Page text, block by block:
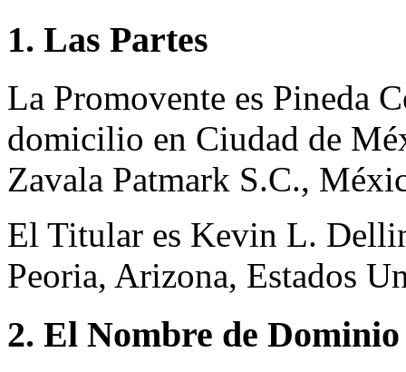
1. Las Partes
La Promovente es Pineda
domicilio en Ciudad de
Zavala Patmark S.C.,
El Titular es Kevin L.
Peoria, Arizona, Estados
2. El Nombre de